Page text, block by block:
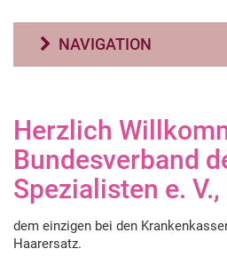
NAVIGATION
Herzlich
Bundesverband
Spezialisten e.
dem einzigen bei den
Haarersatz.